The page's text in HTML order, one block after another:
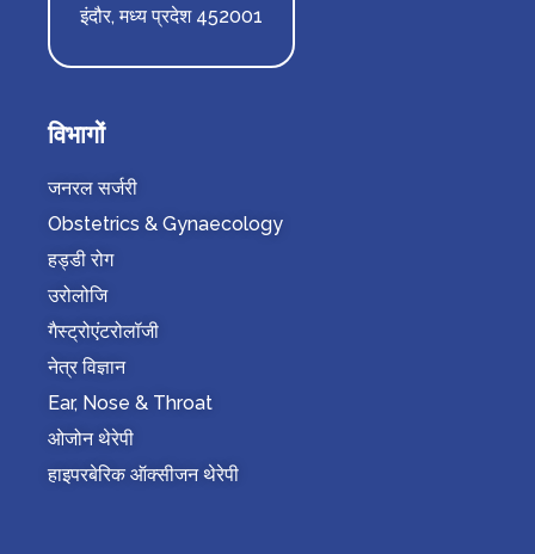
इंदौर, मध्य प्रदेश 452001
विभागों
जनरल सर्जरी
Obstetrics & Gynaecology
हड्डी रोग
उरोलोजि
गैस्ट्रोएंटरोलॉजी
नेत्र विज्ञान
Ear, Nose & Throat
ओजोन थेरेपी
हाइपरबेरिक ऑक्सीजन थेरेपी